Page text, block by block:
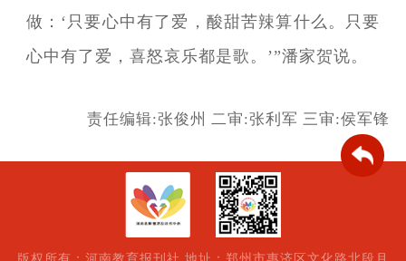
做：‘只要心中有了爱，酸甜苦辣算什么。只要
心中有了爱，喜怒哀乐都是歌。’”潘家贺说。
责任编辑:张俊州 二审:张利军 三审:侯军锋